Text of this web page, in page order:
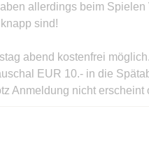
allerdings beim Spielen
sind!
abend kostenfrei möglich.
EUR 10.- in die
Anmeldung nicht erscheint